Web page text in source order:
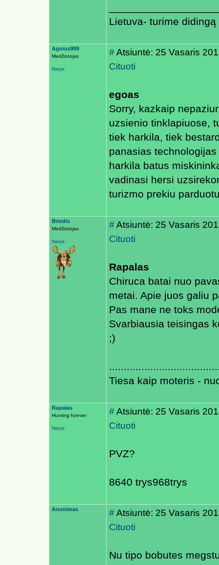
Lietuva- turime
Agnius999
Medžiotojas
Narys
#Atsiuntė: 25 Vasaris
Cituoti
egoas
Sorry, kazkaip
uzsienio tinklapiuose,
tiek harkila, tiek
panasias
harkila batus
vadinasi hersi
turizmo prekiu
Briedis
Medžiotojas
Narys
#Atsiuntė: 25 Vasaris
Cituoti
Rapalas
Chiruca batai nuo
metai. Apie juos galiu
Pas mane ne toks
Svarbiausia teisingas
;)
Tiesa kaip moteris -
Rapalas
Hunting forever
Narys
#Atsiuntė: 25 Vasaris
Cituoti
PVZ?
8640 trys968trys
Anonimas #Atsiuntė: 25 Vasaris
Cituoti
Nu tipo bobutes